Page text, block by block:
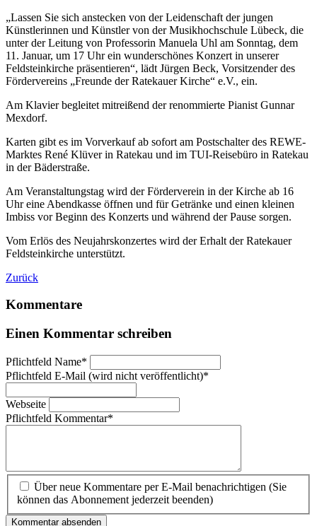
„Lassen Sie sich anstecken von der Leidenschaft der jungen
Künstlerinnen und Künstler von der Musikhochschule Lübeck, die
unter der Leitung von Professorin Manuela Uhl am Sonntag, dem
11. Januar, um 17 Uhr ein wunderschönes Konzert in unserer
Feldsteinkirche präsentieren“, lädt Jürgen Beck, Vorsitzender des
Fördervereins „Freunde der Ratekauer Kirche“ e.V., ein.
Am Klavier begleitet mitreißend der renommierte Pianist Gunnar
Mexdorf.
Karten gibt es im Vorverkauf ab sofort am Postschalter des REWE-
Marktes René Klüver in Ratekau und im TUI-Reisebüro in Ratekau
in der Bäderstraße.
Am Veranstaltungstag wird der Förderverein in der Kirche ab 16
Uhr eine Abendkasse öffnen und für Getränke und einen kleinen
Imbiss vor Beginn des Konzerts und während der Pause sorgen.
Vom Erlös des Neujahrskonzertes wird der Erhalt der Ratekauer
Feldsteinkirche unterstützt.
Zurück
Kommentare
Einen Kommentar schreiben
Pflichtfeld Name*
Pflichtfeld E-Mail (wird nicht veröffentlicht)*
Webseite
Pflichtfeld Kommentar*
Über neue Kommentare per E-Mail benachrichtigen (Sie
können das Abonnement jederzeit beenden)
Kommentar absenden